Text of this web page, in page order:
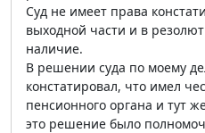
Суд не имеет права
выходной части и в
наличие.
В решении суда по моему
констатировал, что имел
пенсионного органа и тут
это решение было